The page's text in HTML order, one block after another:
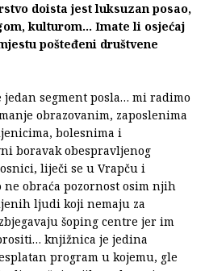
doista jest luksuzan posao,
kulturom... Imate li osjećaj
pošteđeni društvene
jedan segment posla… mi radimo
obrazovanim, zaposlenima
bolesnima i
boravak obespravljenog
liječi se u Vrapču i
obraća pozornost osim njih
ljudi koji nemaju za
šoping centre jer im
knjižnica je jedina
program u kojemu, gle